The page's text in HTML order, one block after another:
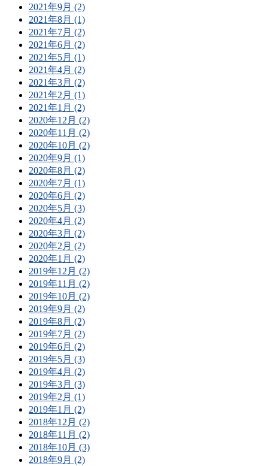
2021年9月 (2)
2021年8月 (1)
2021年7月 (2)
2021年6月 (2)
2021年5月 (1)
2021年4月 (2)
2021年3月 (2)
2021年2月 (1)
2021年1月 (2)
2020年12月 (2)
2020年11月 (2)
2020年10月 (2)
2020年9月 (1)
2020年8月 (2)
2020年7月 (1)
2020年6月 (2)
2020年5月 (3)
2020年4月 (2)
2020年3月 (2)
2020年2月 (2)
2020年1月 (2)
2019年12月 (2)
2019年11月 (2)
2019年10月 (2)
2019年9月 (2)
2019年8月 (2)
2019年7月 (2)
2019年6月 (2)
2019年5月 (3)
2019年4月 (2)
2019年3月 (3)
2019年2月 (1)
2019年1月 (2)
2018年12月 (2)
2018年11月 (2)
2018年10月 (3)
2018年9月 (2)